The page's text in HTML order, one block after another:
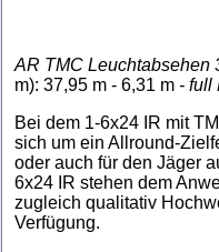
AR TMC Leuchtabsehen
m): 37,95 m - 6,31 m - full
Bei dem 1-6x24 IR mit
sich um ein Allround-
oder auch für den Jäger
6x24 IR stehen dem
zugleich qualitativ
Verfügung.